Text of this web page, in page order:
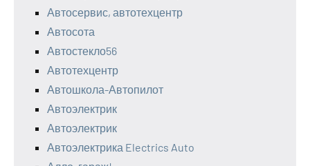
Автосервис, автотехцентр
Автосота
Автостекло56
Автотехцентр
Автошкола-Автопилот
Автоэлектрик
Автоэлектрик
Автоэлектрика Electrics Auto